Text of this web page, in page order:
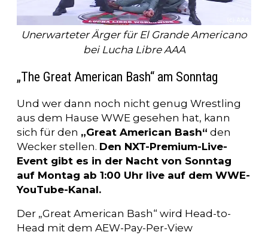
Unerwarteter Ärger für El Grande Americano
bei Lucha Libre AAA
„The Great American Bash“ am Sonntag
Und wer dann noch nicht genug Wrestling
aus dem Hause WWE gesehen hat, kann
sich für den „Great American Bash“ den
Wecker stellen. Den NXT-Premium-Live-
Event gibt es in der Nacht von Sonntag
auf Montag ab 1:00 Uhr live auf dem WWE-
YouTube-Kanal.
Der „Great American Bash“ wird Head-to-
Head mit dem AEW-Pay-Per-View